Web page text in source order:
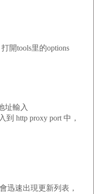
開tools里的options
址輸入
到 http proxy port 中，
迅速出現更新列表，